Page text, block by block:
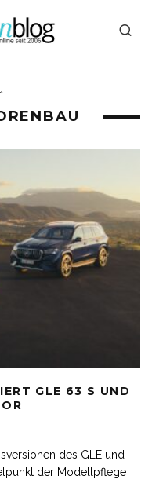
GLE 63 S UND
des GLE und
der Modellpflege